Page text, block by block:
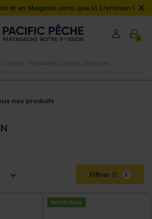
en Magasin ainsi que la Livraison ×
0
nos produits
Filtrer 1
NOUVEAU